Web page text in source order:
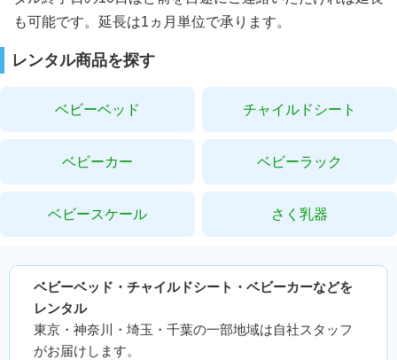
も可能です。延長は1ヵ月単位で承ります。
レンタル商品を探す
ベビーベッド チャイルドシート
ベビーカー ベビーラック
ベビースケール さく乳器
ベビーベッド・チャイルドシート・ベビーカーなどを
レンタル
東京・神奈川・埼玉・千葉の一部地域は自社スタッフ
がお届けします。